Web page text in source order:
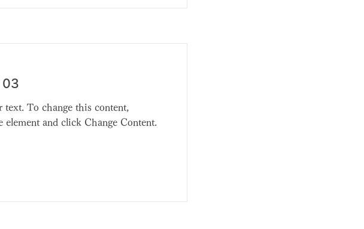
03
text. To change this content,
element and click Change Content.